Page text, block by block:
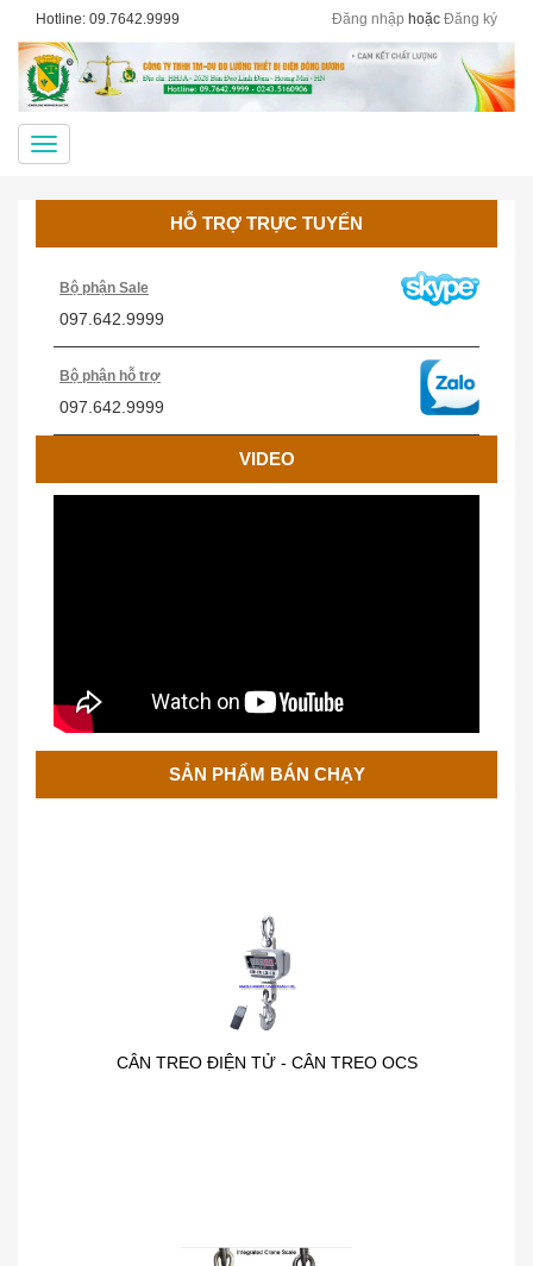
Hotline: 09.7642.9999 Đăng nhập hoặc Đăng ký
Menu
HỖ TRỢ TRỰC TUYẾN
Bộ phận Sale
097.642.9999
Bộ phận hỗ trợ
097.642.9999
VIDEO
SẢN PHẨM BÁN CHẠY